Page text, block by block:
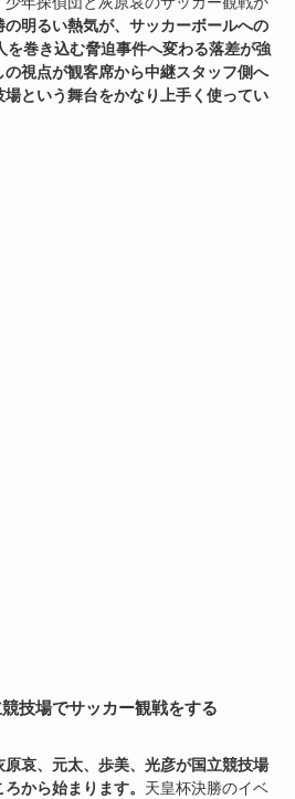
の明るい熱気が、サッカーボールへの
を巻き込む脅迫事件へ変わる落差が強
の視点が観客席から中継スタッフ側へ
という舞台をかなり上手く使ってい
技場でサッカー観戦をする
哀、元太、歩美、光彦が国立競技場
から始まります。 天皇杯決勝のイベ